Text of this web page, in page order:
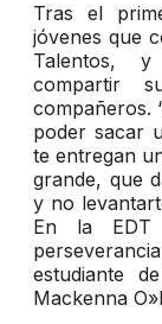
Tras el
jóvenes que
Talentos,
compartir
compañeros.
poder sacar
te entregan
grande, que
y no
En la EDT
estudiante
Mackenna